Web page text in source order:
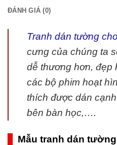
ĐÁNH GIÁ (0)
Tranh dán tường
cưng của chúng ta
dễ thương hơn, đẹp
các bộ phim hoạt
thích được dán
bên bàn học,….
Mẫu tranh dán